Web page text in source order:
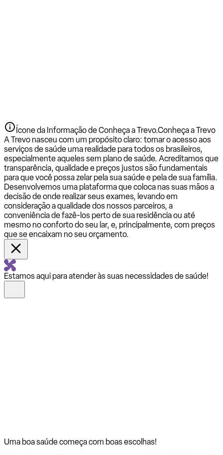
Ícone da Informação de Conheça a Trevo.Conheça a Trevo
A Trevo nasceu com um propósito claro: tornar o acesso aos
serviços de saúde uma realidade para todos os brasileiros,
especialmente aqueles sem plano de saúde. Acreditamos que
transparência, qualidade e preços justos são fundamentais
para que você possa zelar pela sua saúde e pela de sua família.
Desenvolvemos uma plataforma que coloca nas suas mãos a
decisão de onde realizar seus exames, levando em
consideração a qualidade dos nossos parceiros, a
conveniência de fazê-los perto de sua residência ou até
mesmo no conforto do seu lar, e, principalmente, com preços
que se encaixam no seu orçamento.
Estamos aqui para atender às suas necessidades de saúde!
Uma boa saúde começa com boas escolhas!